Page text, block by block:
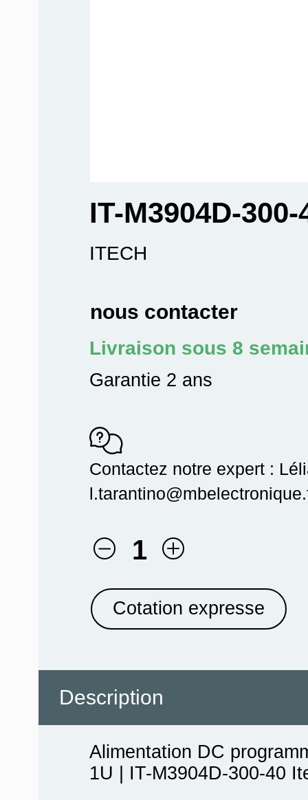
IT-M3904D-300-
ITECH
nous contacter
Livraison sous 8
Garantie 2 ans
Contactez notre expert :
1
Cotation expresse
Description
Alimentation DC
1U | IT-M3904D-300-40